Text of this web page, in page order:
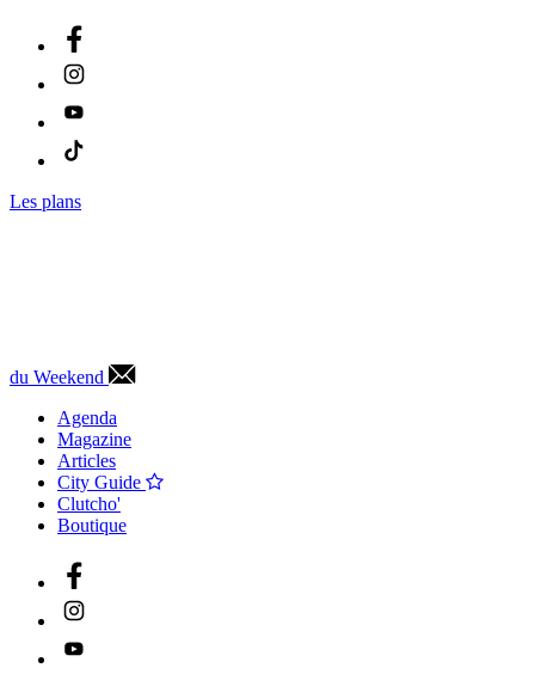
Les plans
du Weekend
Agenda
Magazine
Articles
City Guide
Clutcho'
Boutique